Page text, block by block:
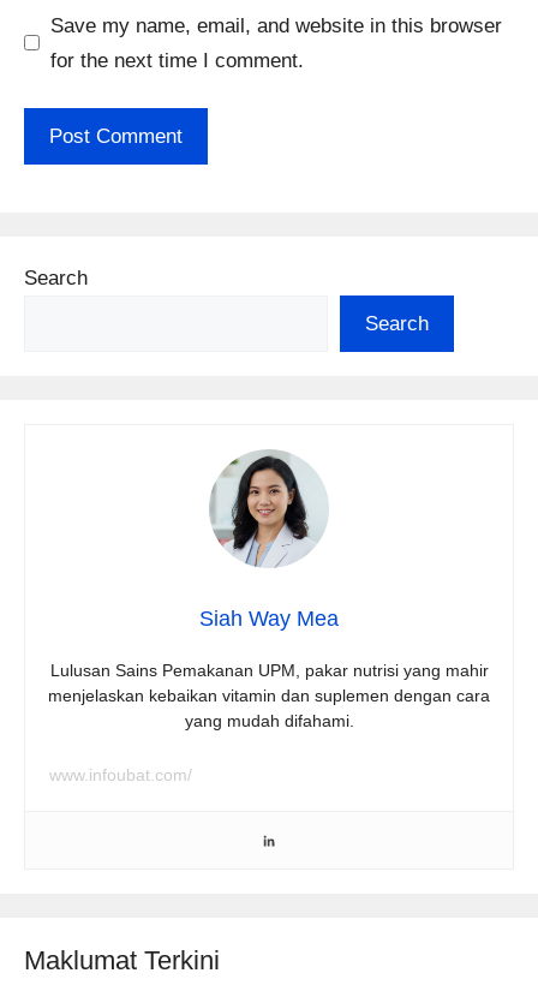
Save my name, email, and website in this browser
for the next time I comment.
Search
Search
Siah Way Mea
Lulusan Sains Pemakanan UPM, pakar nutrisi yang mahir
menjelaskan kebaikan vitamin dan suplemen dengan cara
yang mudah difahami.
www.infoubat.com/
Maklumat Terkini